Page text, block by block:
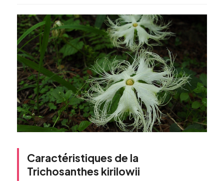
Caractéristiques de la
Trichosanthes kirilowii